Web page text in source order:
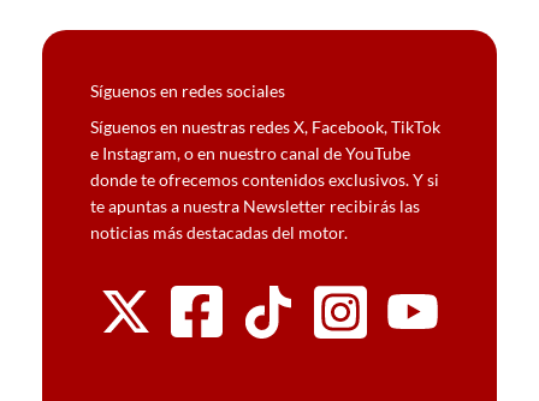
Síguenos en redes sociales
Síguenos en nuestras redes X, Facebook, TikTok
e Instagram, o en nuestro canal de YouTube
donde te ofrecemos contenidos exclusivos. Y si
te apuntas a nuestra Newsletter recibirás las
noticias más destacadas del motor.